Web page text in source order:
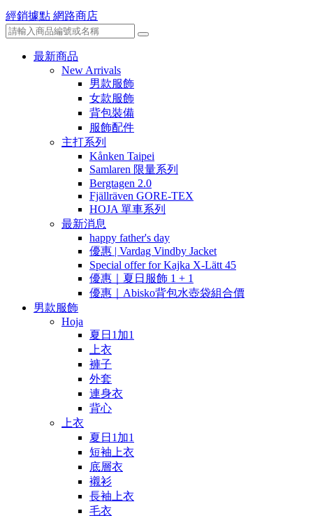
經銷據點 網路商店
最新商品
New Arrivals
男款服飾
女款服飾
背包裝備
服飾配件
主打系列
Kånken Taipei
Samlaren 限量系列
Bergtagen 2.0
Fjällräven GORE-TEX
HOJA 單車系列
最新消息
happy father's day
優惠 | Vardag Vindby Jacket
Special offer for Kajka X-Lätt 45
優惠｜夏日服飾 1 + 1
優惠｜Abisko背包水壺袋組合價
男款服飾
Hoja
夏日1加1
上衣
褲子
外套
連身衣
背心
上衣
夏日1加1
短袖上衣
底層衣
襯衫
長袖上衣
毛衣